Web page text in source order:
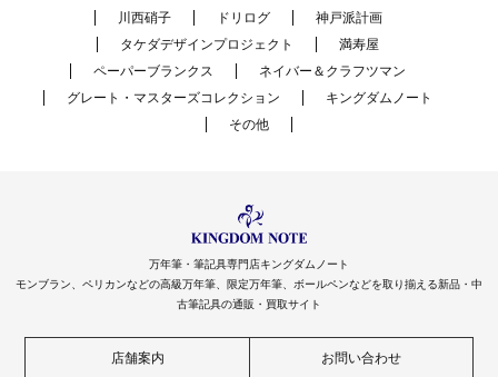
川西硝子
ドリログ
神戸派計画
タケダデザインプロジェクト
満寿屋
ペーパーブランクス
ネイバー＆クラフツマン
グレート・マスターズコレクション
キングダムノート
その他
万年筆・筆記具専門店キングダムノート
モンブラン、ペリカンなどの高級万年筆、限定万年筆、ボールペンなどを取り揃える新品・中
古筆記具の通販・買取サイト
店舗案内 お問い合わせ